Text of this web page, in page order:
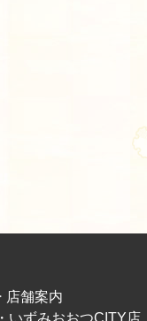
店舗案内
・いずみおおつCITY店